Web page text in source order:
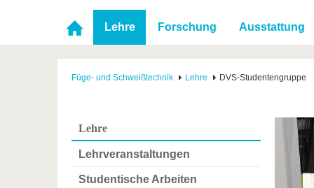
Karriere & Engagement
Partnerschaften &
Strukturwandel
Förderung
Wissenschaftlicher
Nachwuchs
Im
Lehre Forschung Ausstattung
Füge- und Schweißtechnik Lehre DVS-Studentengruppe
Lehre
Lehrveranstaltungen
Studentische Arbeiten